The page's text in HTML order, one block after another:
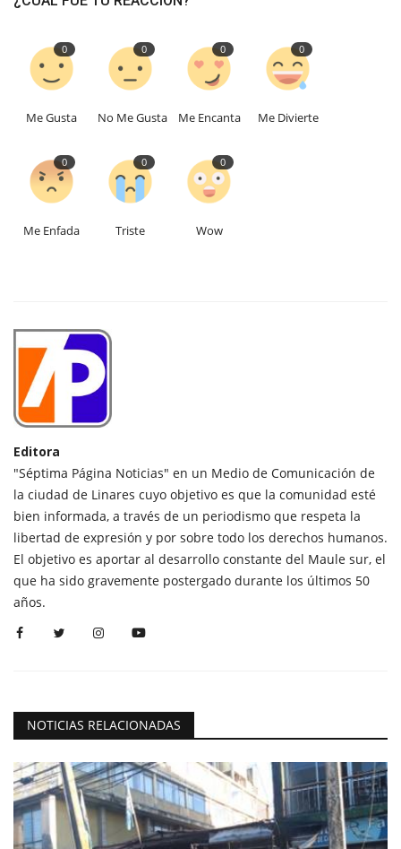
0
Me Gusta
0
No Me Gusta
0
Me Encanta
0
Me Divierte
0
Me Enfada
0
Triste
0
Wow
Editora
"Séptima Página Noticias" en un Medio de Comunicación de
la ciudad de Linares cuyo objetivo es que la comunidad esté
bien informada, a través de un periodismo que respeta la
libertad de expresión y por sobre todo los derechos humanos.
El objetivo es aportar al desarrollo constante del Maule sur, el
que ha sido gravemente postergado durante los últimos 50
años.
NOTICIAS RELACIONADAS